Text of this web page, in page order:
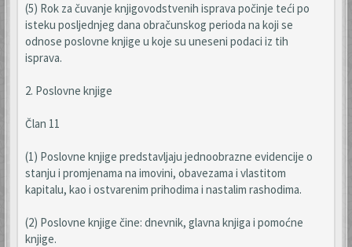
(5) Rok za čuvanje knjigovodstvenih isprava počinje teći po
isteku posljednjeg dana obračunskog perioda na koji se
odnose poslovne knjige u koje su uneseni podaci iz tih
isprava.
2. Poslovne knjige
Član 11
(1) Poslovne knjige predstavljaju jednoobrazne evidencije o
stanju i promjenama na imovini, obavezama i vlastitom
kapitalu, kao i ostvarenim prihodima i nastalim rashodima.
(2) Poslovne knjige čine: dnevnik, glavna knjiga i pomoćne
knjige.